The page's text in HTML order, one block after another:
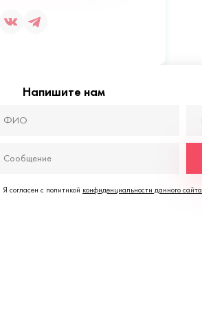
Напишите нам
Я согласен с политикой конфиденциальности данного сайта